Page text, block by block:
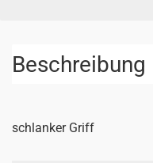
Beschreibung
schlanker Griff